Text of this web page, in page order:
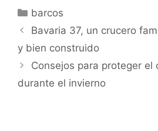
Categorías
barcos
Bavaria 37, un crucero
y bien construido
Consejos para proteger el
durante el invierno